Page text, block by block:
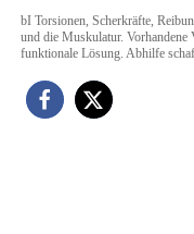
bI Torsionen, Scherkräfte,
und die Muskulatur. Vorhandene
funktionale Lösung. Abhilfe